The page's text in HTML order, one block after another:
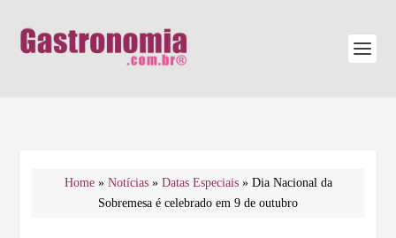
Home» Notícias» Datas Especiais» Dia Nacional da
Sobremesa é celebrado em 9 de outubro